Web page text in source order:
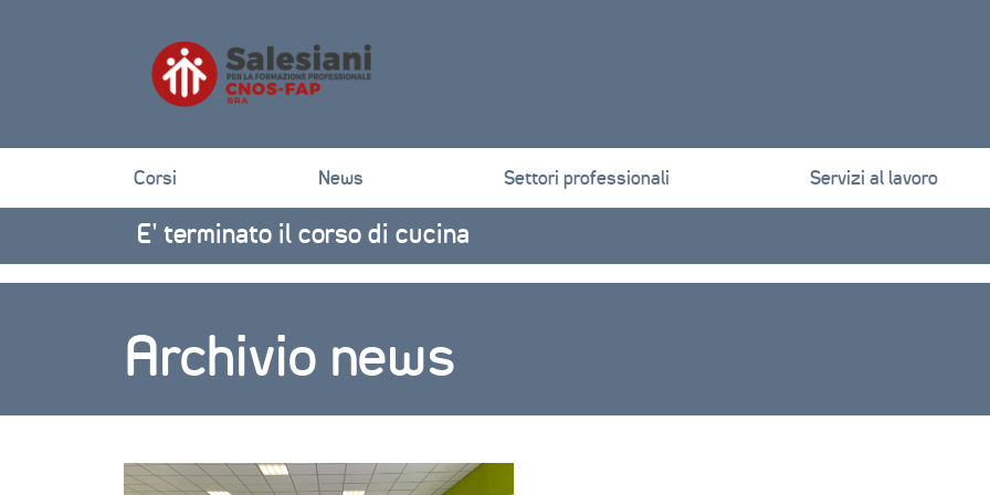
Corsi News Settori professionali Servizi al lavoro
E’ terminato il corso di cucina
Archivio news